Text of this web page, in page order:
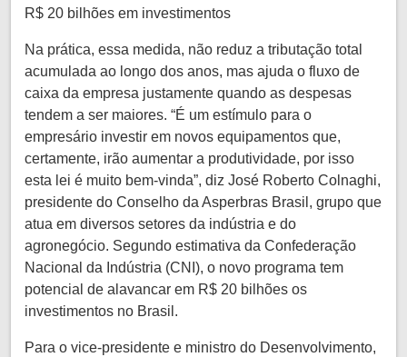
R$ 20 bilhões em investimentos
Na prática, essa medida, não reduz a tributação total
acumulada ao longo dos anos, mas ajuda o fluxo de
caixa da empresa justamente quando as despesas
tendem a ser maiores. “É um estímulo para o
empresário investir em novos equipamentos que,
certamente, irão aumentar a produtividade, por isso
esta lei é muito bem-vinda”, diz José Roberto Colnaghi,
presidente do Conselho da Asperbras Brasil, grupo que
atua em diversos setores da indústria e do
agronegócio. Segundo estimativa da Confederação
Nacional da Indústria (CNI), o novo programa tem
potencial de alavancar em R$ 20 bilhões os
investimentos no Brasil.
Para o vice-presidente e ministro do Desenvolvimento,